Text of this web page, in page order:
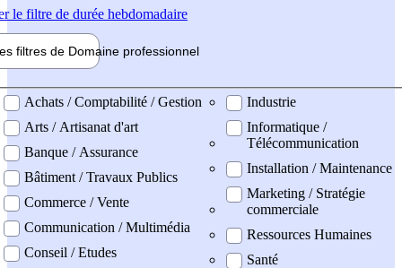
le filtre de durée hebdomadaire
filtres de Domaine professionnel
professionel
Achats / Comptabilité / Gestion
Arts / Artisanat d'art
Banque / Assurance
Bâtiment / Travaux Publics
Commerce / Vente
Communication / Multimédia
Conseil / Etudes
Industrie
Informatique /
Télécommunication
Installation / Maintenance
Marketing / Stratégie
commerciale
Ressources Humaines
Santé